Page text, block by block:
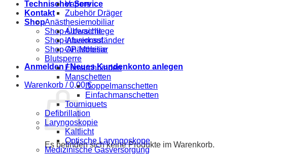
Technischer Service
Kontakt
Shop
Shop-Übersicht
Shop-Abverkauf
Shop-Anästhesie
Anmelden / Neues Kundenkonto anlegen
Warenkorb /0,00€
Es befinden sich keine Produkte im Warenkorb.
Vapore
Zubehör Dräger
Anästhesiemobiliar
Aufwachliege
Infusionsständer
OP-Mobiliar
Blutsperre
Esmarchbinden
Manschetten
Doppelmanschetten
Einfachmanschetten
Tourniquets
Defibrillation
Laryngoskopie
Kaltlicht
Optische Laryngoskope
Medizinische Gasversorgung